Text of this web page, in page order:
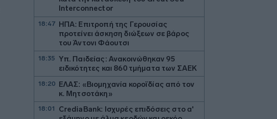
Interconnector
18:47 ΗΠΑ: Επιτροπή της Γερουσίας
προτείνει άσκηση διώξεων σε βάρος
του Άντονι Φάουτσι
18:35 Υπ. Παιδείας: Ανακοινώθηκαν 95
ειδικότητες και 860 τμήματα των ΣΑΕΚ
18:20 ΕΛΑΣ: «Βιομηχανία κοροϊδίας από τον
κ. Μητσοτάκη»
18:01
CrediaBank: Ισχυρές επιδόσεις στο α'